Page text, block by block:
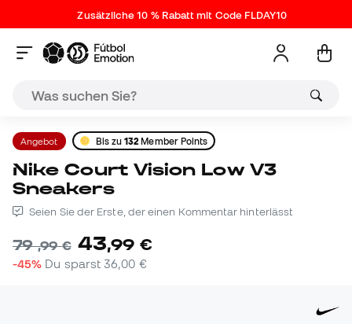
Zusätzliche 10 % Rabatt mit Code FLDAY10
Angebot Bis zu132 Member Points
Nike Court Vision Low V3
Sneakers
Seien Sie der Erste, der einen Kommentar hinterlässt
79,99 € 43,99 €
-45% Du sparst36,00 €